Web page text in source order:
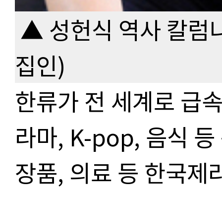
▲ 성헌식 역사 칼럼
집인)
한류가 전 세계로 급
라마, K-pop, 음식
장품, 의료 등 한국제